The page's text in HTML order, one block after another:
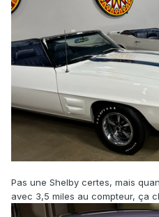
Pas une Shelby certes, mais
avec 3,5 miles au compteur, ça